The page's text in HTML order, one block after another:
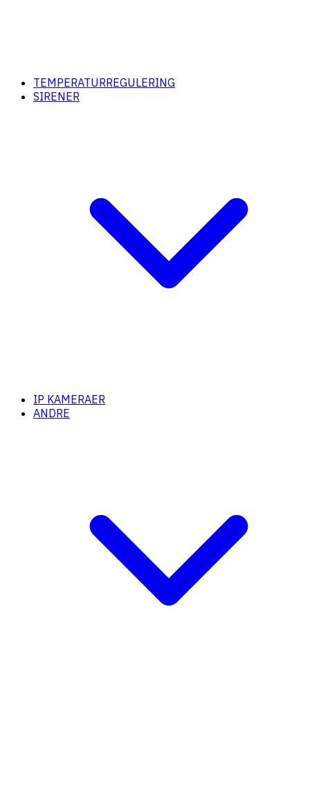
TEMPERATURREGULERING
SIRENER
IP KAMERAER
ANDRE